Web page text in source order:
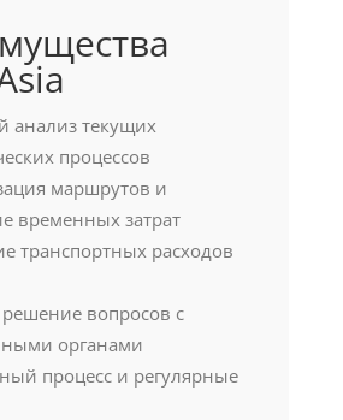
анализ текущих
процессов
маршрутов и
временных затрат
транспортных расходов
вопросов с
органами
процесс и регулярные